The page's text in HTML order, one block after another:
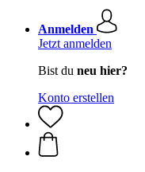
Anmelden
Jetzt anmelden
Bist du neu hier?
Konto erstellen